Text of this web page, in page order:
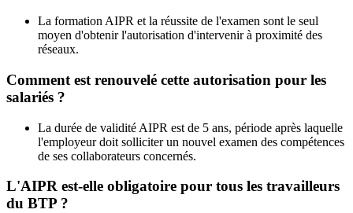
La formation AIPR et la réussite de l'examen sont le seul
moyen d'obtenir l'autorisation d'intervenir à proximité des
réseaux.
Comment est renouvelé cette autorisation pour les
salariés ?
La durée de validité AIPR est de 5 ans, période après laquelle
l'employeur doit solliciter un nouvel examen des compétences
de ses collaborateurs concernés.
L'AIPR est-elle obligatoire pour tous les travailleurs
du BTP ?